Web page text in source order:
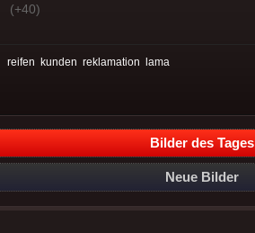
(+40)
reifen kunden reklamation lama
Bilder des Tages
Neue Bilder